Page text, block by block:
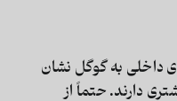
داخلی به گوگل نشان
دارند. حتماً از